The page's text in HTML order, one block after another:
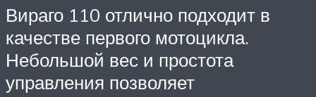
Вираго 110 отлично подходит в
качестве первого мотоцикла.
Небольшой вес и простота
управления позволяет